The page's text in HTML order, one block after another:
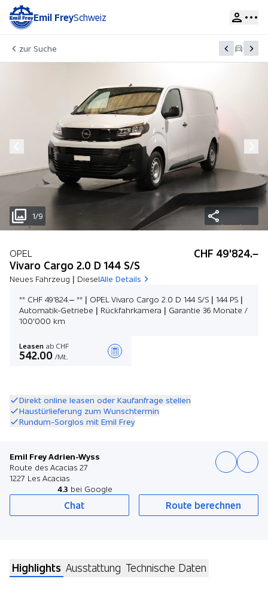
Emil FreySchweiz
zur Suche
1/9
OPEL
Vivaro Cargo 2.0 D 144 S/S
Neues Fahrzeug | DieselAlle Details
CHF 49'824.–
** CHF 49'824.– ** | OPEL Vivaro Cargo 2.0 D 144 S/S | 144 PS |
Automatik-Getriebe | Rückfahrkamera | Garantie 36 Monate /
100'000 km
Leasen ab CHF
542.00 /Mt.
Direkt online leasen oder Kaufanfrage stellen
Haustürlieferung zum Wunschtermin
Rundum-Sorglos mit Emil Frey
Emil Frey Adrien-Wyss
Route des Acacias 27
1227 Les Acacias
4.3 bei Google
Chat Route berechnen
Highlights Ausstattung Technische Daten